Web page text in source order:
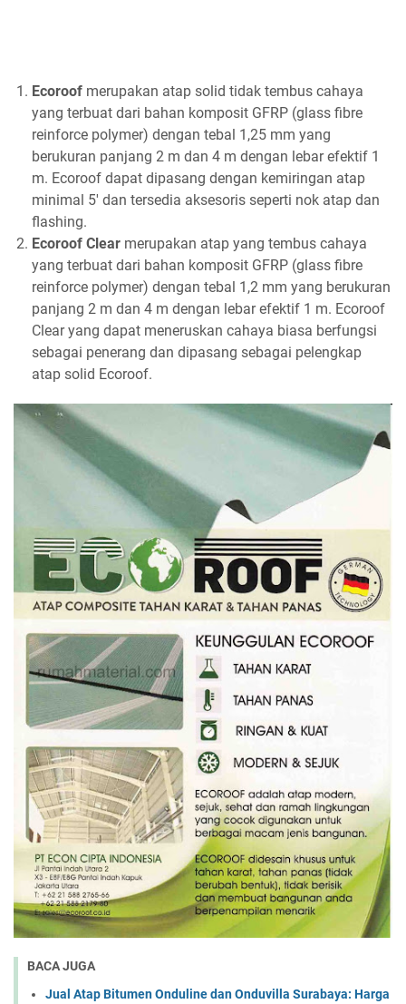
Ecoroof merupakan atap solid tidak tembus cahaya
yang terbuat dari bahan komposit GFRP (glass fibre
reinforce polymer) dengan tebal 1,25 mm yang
berukuran panjang 2 m dan 4 m dengan lebar efektif 1
m. Ecoroof dapat dipasang dengan kemiringan atap
minimal 5' dan tersedia aksesoris seperti nok atap dan
flashing.
Ecoroof Clear merupakan atap yang tembus cahaya
yang terbuat dari bahan komposit GFRP (glass fibre
reinforce polymer) dengan tebal 1,2 mm yang berukuran
panjang 2 m dan 4 m dengan lebar efektif 1 m. Ecoroof
Clear yang dapat meneruskan cahaya biasa berfungsi
sebagai penerang dan dipasang sebagai pelengkap
atap solid Ecoroof.
BACA JUGA
Jual Atap Bitumen Onduline dan Onduvilla Surabaya: Harga